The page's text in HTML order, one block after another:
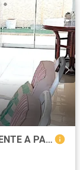
VENDO CASA EN PUNTA HERMOSA FRENTE A PARQUE Alt Cdra 5 de Islas Ballestas